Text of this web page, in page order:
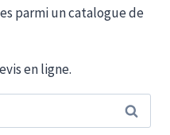
parmi un catalogue de
en ligne.